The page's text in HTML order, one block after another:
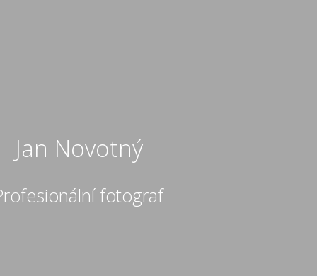
Jan Novotný
fotograf